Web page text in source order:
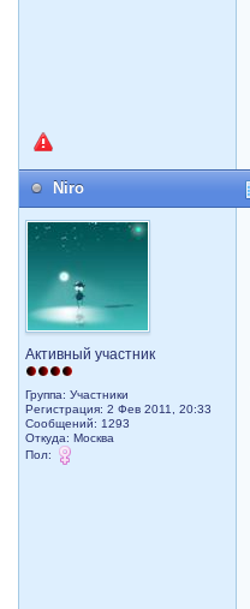
Niro
Активный участник
Группа: Участники
Регистрация: 2 Фев 2011, 20:33
Сообщений: 1293
Откуда: Москва
Пол: